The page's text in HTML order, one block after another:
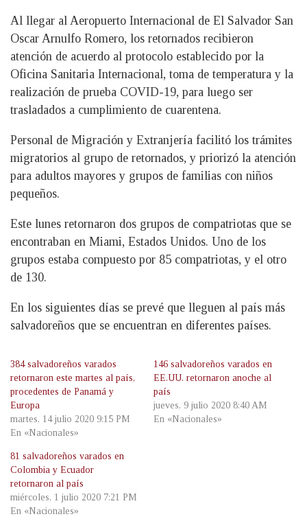
Al llegar al Aeropuerto Internacional de El Salvador San
Oscar Arnulfo Romero, los retornados recibieron
atención de acuerdo al protocolo establecido por la
Oficina Sanitaria Internacional, toma de temperatura y la
realización de prueba COVID-19, para luego ser
trasladados a cumplimiento de cuarentena.
Personal de Migración y Extranjería facilitó los trámites
migratorios al grupo de retornados, y priorizó la atención
para adultos mayores y grupos de familias con niños
pequeños.
Este lunes retornaron dos grupos de compatriotas que se
encontraban en Miami, Estados Unidos. Uno de los
grupos estaba compuesto por 85 compatriotas, y el otro
de 130.
En los siguientes días se prevé que lleguen al país más
salvadoreños que se encuentran en diferentes países.
384 salvadoreños varados
retornaron este martes al país,
procedentes de Panamá y
Europa
martes, 14 julio 2020 9:15 PM
En «Nacionales»
146 salvadoreños varados en
EE.UU. retornaron anoche al
país
jueves, 9 julio 2020 8:40 AM
En «Nacionales»
81 salvadoreños varados en
Colombia y Ecuador
retornaron al país
miércoles, 1 julio 2020 7:21 PM
En «Nacionales»